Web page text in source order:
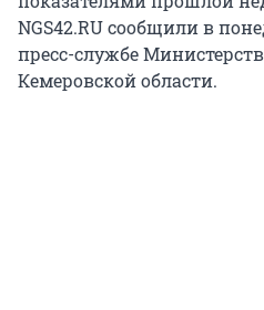
NGS42.RU сообщили в
пресс-службе
Кемеровской области.